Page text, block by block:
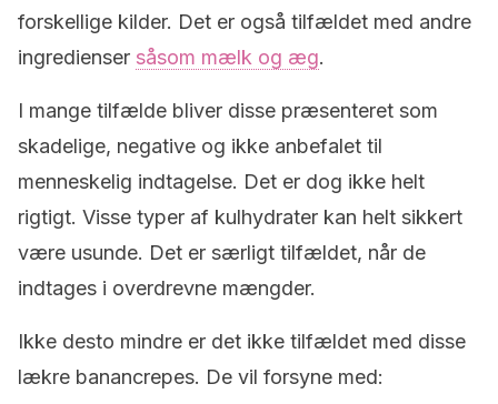
forskellige kilder. Det er også tilfældet med andre
ingredienser såsom mælk og æg.
I mange tilfælde bliver disse præsenteret som
skadelige, negative og ikke anbefalet til
menneskelig indtagelse. Det er dog ikke helt
rigtigt. Visse typer af kulhydrater kan helt sikkert
være usunde. Det er særligt tilfældet, når de
indtages i overdrevne mængder.
Ikke desto mindre er det ikke tilfældet med disse
lækre banancrepes. De vil forsyne med: